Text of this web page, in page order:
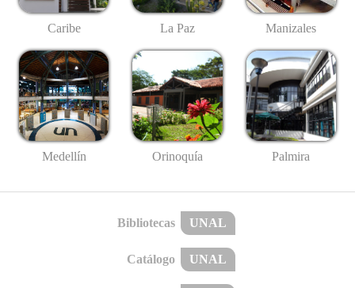
Caribe La Paz Manizales
Medellín Orinoquía Palmira
Bibliotecas UNAL
Catálogo UNAL